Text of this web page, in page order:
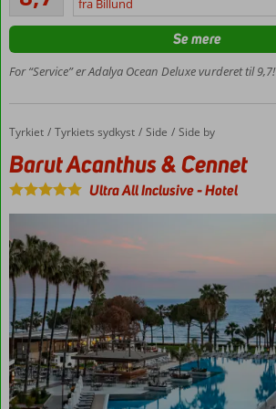
stranden
Vandrutsjebaner
Værelser
med
4
anmeldelserfra Billund
For “Service” er Adalya Ocean Deluxe vurderet til 9,7!
Se mere
Forside
Tyrkiet Tyrkiets sydkyst Side Side by
Barut Acanthus & Cennet
Barut Acanthus & Cennet
Ultra All Inclusive-Hotel